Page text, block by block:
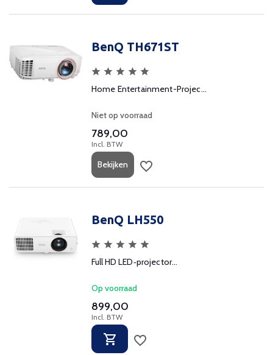
BenQ TH671ST
Home Entertainment-Projec...
Niet op voorraad
789,00
Incl. BTW
Bekijken
BenQ LH550
Full HD LED‑projector...
Op voorraad
899,00
Incl. BTW